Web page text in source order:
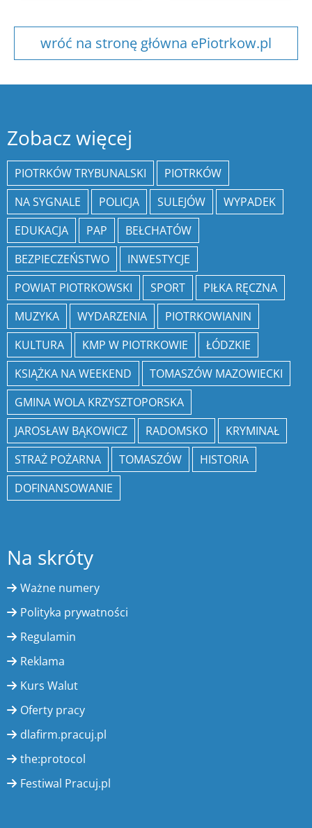
wróć na stronę główna ePiotrkow.pl
Zobacz więcej
PIOTRKÓW TRYBUNALSKI
PIOTRKÓW
NA SYGNALE
POLICJA SULEJÓW
WYPADEK
EDUKACJA
PAP
BEŁCHATÓW
BEZPIECZEŃSTWO
INWESTYCJE
POWIAT PIOTRKOWSKI
SPORT
PIŁKA RĘCZNA
MUZYKA
WYDARZENIA
PIOTRKOWIANIN
KULTURA
KMP W PIOTRKOWIE
ŁÓDZKIE
KSIĄŻKA NA WEEKEND
TOMASZÓW MAZOWIECKI
GMINA WOLA KRZYSZTOPORSKA
JAROSŁAW BĄKOWICZ
RADOMSKO
KRYMINAŁ
STRAŻ POŻARNA
TOMASZÓW
HISTORIA
DOFINANSOWANIE
Na skróty
Ważne numery
Polityka prywatności
Regulamin
Reklama
Kurs Walut
Oferty pracy
dlafirm.pracuj.pl
the:protocol
Festiwal Pracuj.pl